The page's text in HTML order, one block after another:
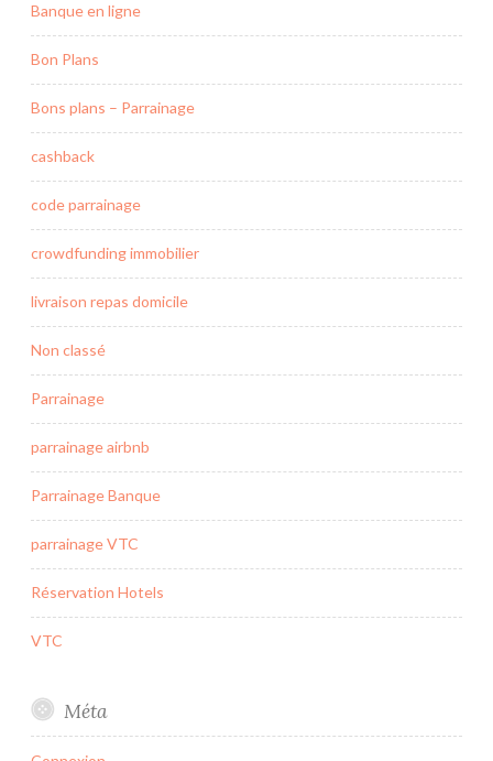
Banque en ligne
Bon Plans
Bons plans – Parrainage
cashback
code parrainage
crowdfunding immobilier
livraison repas domicile
Non classé
Parrainage
parrainage airbnb
Parrainage Banque
parrainage VTC
Réservation Hotels
VTC
Méta